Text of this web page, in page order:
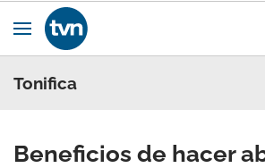
Ir al contenido
Obrir navegació
Tonifica
Beneficios de hacer